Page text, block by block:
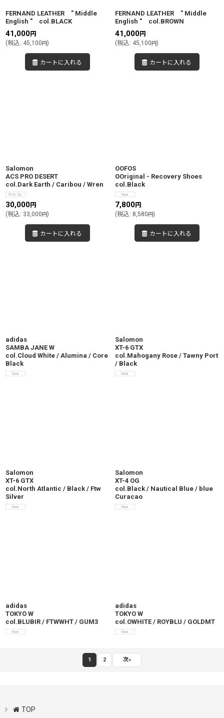
FERNAND LEATHER " Middle
English " col.BLACK
41,000円
(税込: 45,100円)
カートに入れる
FERNAND LEATHER " Middle
English " col.BROWN
41,000円
(税込: 45,100円)
カートに入れる
Salomon
ACS PRO DESERT
col.Dark Earth / Caribou / Wren
30,000円
(税込: 33,000円)
カートに入れる
OOFOS
OOriginal - Recovery Shoes
col.Black
7,800円
(税込: 8,580円)
カートに入れる
adidas
SAMBA JANE W
col.Cloud White / Alumina / Core
Black
Salomon
XT-6 GTX
col.Mahogany Rose / Tawny Port
/ Black
Salomon
XT-6 GTX
col.North Atlantic / Black / Ftw
Silver
Salomon
XT-4 OG
col.Black / Nautical Blue / blue
Curacao
adidas
TOKYO W
col.BLUBIR / FTWWHT / GUM3
adidas
TOKYO W
col.OWHITE / ROYBLU / GOLDMT
1 2 次»
TOP